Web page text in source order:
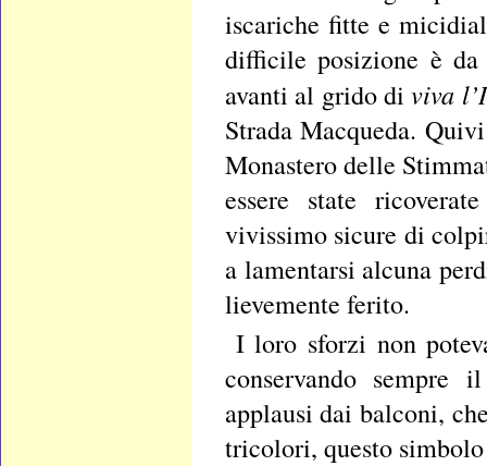
iscariche fitte e
difficile posizione è
avanti al grido diviva l’
Strada Macqueda.
Monastero delle
essere state
vivissimo sicure di
a lamentarsi alcuna
lievemente ferito.
I loro sforzi non
conservando sempre
applausi dai balconi,
tricolori, questo